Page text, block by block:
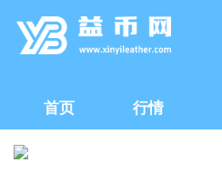
首页 行情